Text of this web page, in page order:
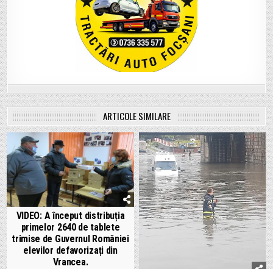
ARTICOLE SIMILARE
VIDEO: A început distribuția
primelor 2640 de tablete
trimise de Guvernul României
elevilor defavorizați din
Vrancea.